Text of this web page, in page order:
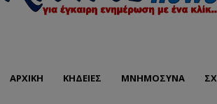
ΑΡΧΙΚΗ ΚΗΔΕΙΕΣ ΜΝΗΜΟΣΥΝΑ